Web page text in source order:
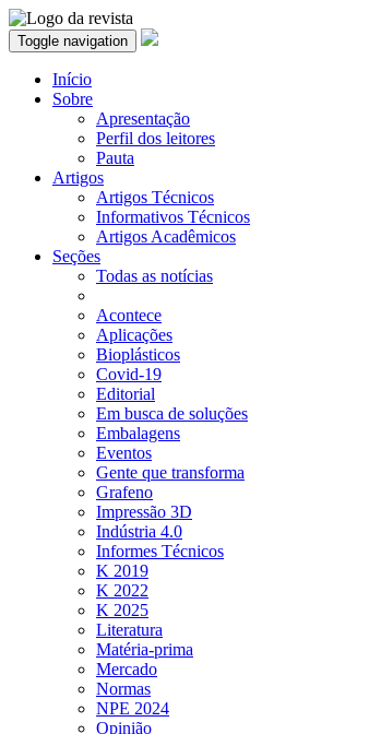
Toggle navigation
Início
Sobre
Apresentação
Perfil dos leitores
Pauta
Artigos
Artigos Técnicos
Informativos Técnicos
Artigos Acadêmicos
Seções
Todas as notícias
Acontece
Aplicações
Bioplásticos
Covid-19
Editorial
Em busca de soluções
Embalagens
Eventos
Gente que transforma
Grafeno
Impressão 3D
Indústria 4.0
Informes Técnicos
K 2019
K 2022
K 2025
Literatura
Matéria-prima
Mercado
Normas
NPE 2024
Opinião